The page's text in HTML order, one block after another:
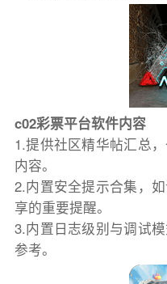
c02彩票平台软件内容
1.提供社区精华帖汇总
内容。
2.内置安全提示合集，
享的重要提醒。
3.内置日志级别与调试
参考。